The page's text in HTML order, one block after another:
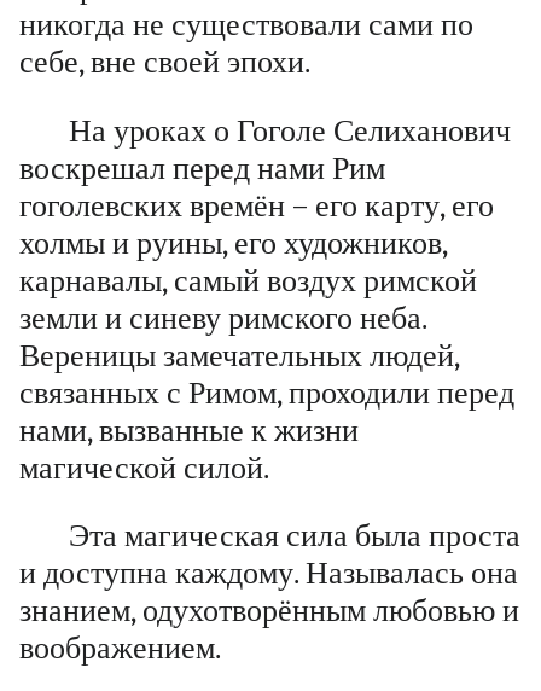
никогда не существовали сами по
себе, вне своей эпохи.
На уроках о Гоголе Селиханович
воскрешал перед нами Рим
гоголевских времён – его карту, его
холмы и руины, его художников,
карнавалы, самый воздух римской
земли и синеву римского неба.
Вереницы замечательных людей,
связанных с Римом, проходили перед
нами, вызванные к жизни
магической силой.
Эта магическая сила была проста
и доступна каждому. Называлась она
знанием, одухотворённым любовью и
воображением.